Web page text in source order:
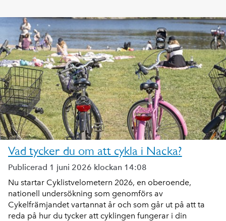
Vad tycker du om att cykla i Nacka?
Publicerad 1 juni 2026 klockan 14:08
Nu startar Cyklistvelometern 2026, en oberoende,
nationell undersökning som genomförs av
Cykelfrämjandet vartannat år och som går ut på att ta
reda på hur du tycker att cyklingen fungerar i din